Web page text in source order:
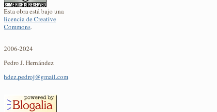
Esta obra está bajo una
licencia de Creative
Commons.
2006-2024
Pedro J. Hernández
hdez.pedroj@gmail.com